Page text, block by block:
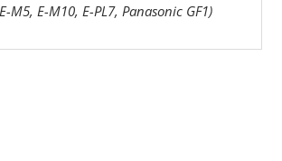
M5, E-M10, E-PL7, Panasonic GF1)